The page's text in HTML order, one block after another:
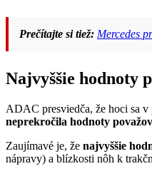
Prečítajte si tiež: Mercedes
Najvyššie hodnoty
ADAC presviedča, že hoci sa
neprekročila hodnoty
Zaujímavé je, že najvyššie
nápravy) a blízkosti nôh k